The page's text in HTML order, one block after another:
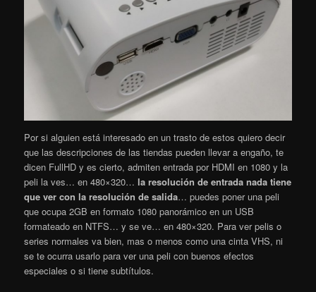
Por si alguien está interesado en un trasto de estos quiero decir
que las descripciones de las tiendas pueden llevar a engaño, te
dicen FullHD y es cierto, admiten entrada por HDMI en 1080 y la
peli la ves… en 480×320… la resolución de entrada nada tiene
que ver con la resolución de salida… puedes poner una peli
que ocupa 2GB en formato 1080 panorámico en un USB
formateado en NTFS… y se ve… en 480×320. Para ver pelis o
series normales va bien, mas o menos como una cinta VHS, ni
se te ocurra usarlo para ver una peli con buenos efectos
especiales o si tiene subtítulos.